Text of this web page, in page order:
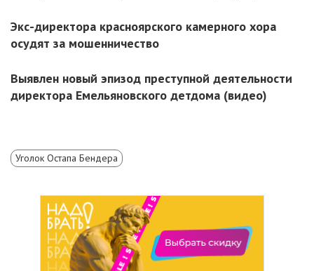
Экс-директора красноярского камерного хора
осудят за мошенничество
Выявлен новый эпизод преступной деятельности
директора Емельяновского детдома (видео)
Уголок Остапа Бендера